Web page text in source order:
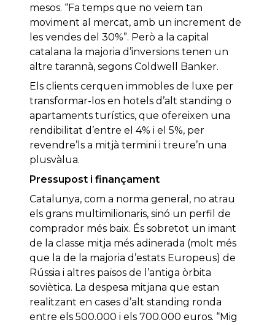
mesos. “Fa temps que no veiem tan
moviment al mercat, amb un increment de
les vendes del 30%”. Però a la capital
catalana la majoria d’inversions tenen un
altre tarannà, segons Coldwell Banker.
Els clients cerquen immobles de luxe per
transformar-los en hotels d’alt standing o
apartaments turístics, que ofereixen una
rendibilitat d’entre el 4% i el 5%, per
revendre’ls a mitjà termini i treure’n una
plusvàlua.
Pressupost i finançament
Catalunya, com a norma general, no atrau
els grans multimilionaris, sinó un perfil de
comprador més baix. És sobretot un imant
de la classe mitja més adinerada (molt més
que la de la majoria d’estats Europeus) de
Rússia i altres països de l’antiga òrbita
soviètica. La despesa mitjana que estan
realitzant en cases d’alt standing ronda
entre els 500.000 i els 700.000 euros. “Mig